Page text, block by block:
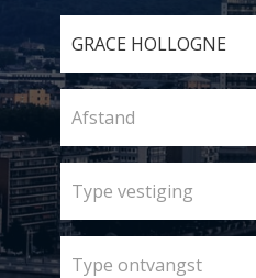
GRACE HOLLOGNE
Afstand
Type vestiging
Type ontvangst